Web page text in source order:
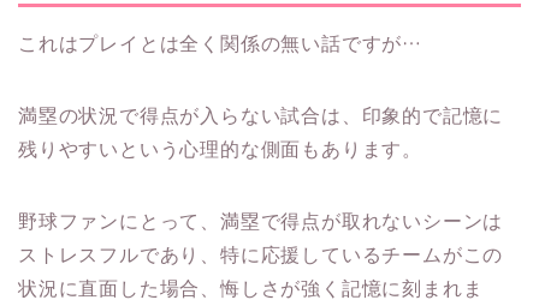
これはプレイとは全く関係の無い話ですが…
満塁の状況で得点が入らない試合は、印象的で記憶に
残りやすいという心理的な側面もあります。
野球ファンにとって、満塁で得点が取れないシーンは
ストレスフルであり、特に応援しているチームがこの
状況に直面した場合、悔しさが強く記憶に刻まれま